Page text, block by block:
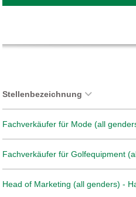
Stellenbezeichnung
Fachverkäufer für Mode (all
Fachverkäufer für Golfequipment
Head of Marketing (all genders) -